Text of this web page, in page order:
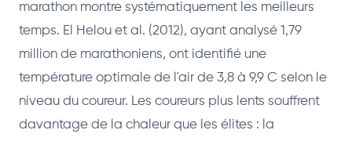
marathon montre systématiquement les meilleurs
temps. El Helou et al. (2012), ayant analysé 1,79
million de marathoniens, ont identifié une
température optimale de l'air de 3,8 à 9,9 C selon le
niveau du coureur. Les coureurs plus lents souffrent
davantage de la chaleur que les élites : la